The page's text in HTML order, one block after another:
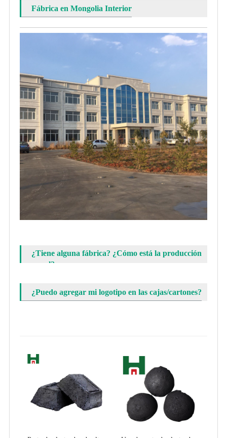
Fábrica en Mongolia Interior
¿Tiene alguna fábrica? ¿Cómo está la producción
anual?
¿Puedo agregar mi logotipo en las cajas/cartones?